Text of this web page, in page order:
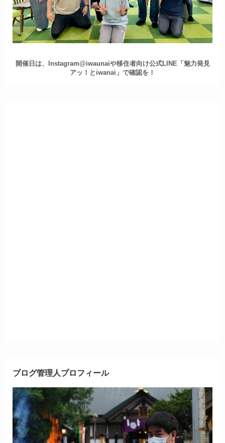
開催日は、Instagram@iwaunaiや移住者向け公式LINE「魅力発見
アッ！とiwanai」で確認を！
ブログ管理人プロフィール